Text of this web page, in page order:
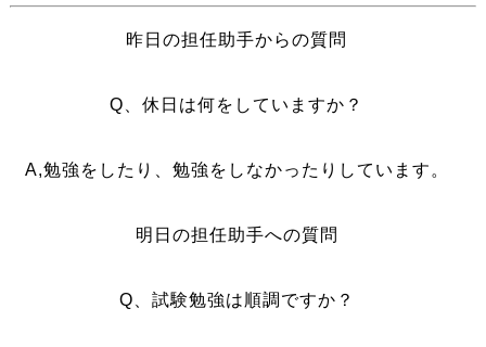
昨日の担任助手からの質問
Q、休日は何をしていますか？
A,勉強をしたり、勉強をしなかったりしています。
明日の担任助手への質問
Q、試験勉強は順調ですか？